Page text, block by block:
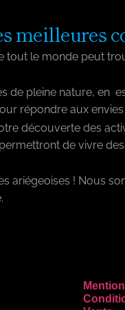
meilleures
tout le monde peut
de pleine nature, en
répondre aux
découverte des
de vivre
ariégeoises ! Nous